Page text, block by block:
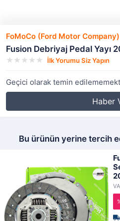
FoMoCo (Ford Motor Company)
Fusion Debriyaj Pedal Yayı
İlk Yorumu Siz Yapın
Geçici olarak temin
Haber
Bu ürünün yerine tercih